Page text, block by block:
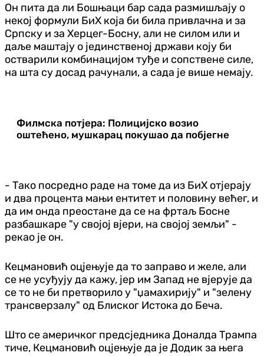
Он пита да ли Бошњаци бар сада размишљају о
некој формули БиХ која би била привлачна и за
Српску и за Херцег-Босну, али не силом или и
даље маштају о јединственој држави коју би
остварили комбинацијом туђе и сопствене силе,
на шта су досад рачунали, а сада је више немају.
Филмска потјера: Полицијско возио
оштећено, мушкарац покушао да побјегне
- Тако посредно раде на томе да из БиХ отјерају
и два процента мањи ентитет и половину већег, и
да им онда преостане да се на фртаљ Босне
разбашкаре "у својој вјери, на својој земљи" -
рекао је он.
Кецмановић оцјењује да то заправо и желе, али
се не усуђују да кажу, јер им Запад не вјерује да
се то не би претворило у "џамахирију" и "зелену
трансверзалу" од Блиског Истока до Беча.
Што се америчког предсједника Доналда Трампа
тиче, Кецмановић оцјењује да је Додик за њега